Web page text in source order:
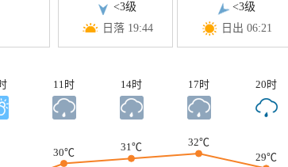
<3级
日落 19:44
<3级
日出 06:21
11时 14时 17时 20时
30℃ 31℃
32℃
29℃